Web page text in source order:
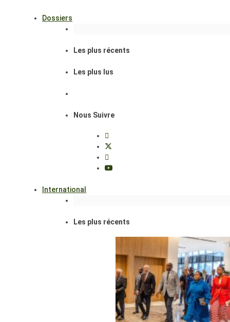
Dossiers
Les plus récents
Les plus lus
Nous Suivre
International
Les plus récents